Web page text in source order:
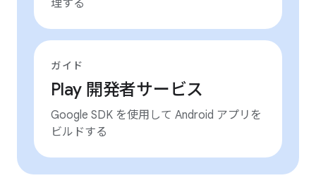
理する
ガイド
Play 開発者サービス
Google SDK を使用して Android アプリを
ビルドする